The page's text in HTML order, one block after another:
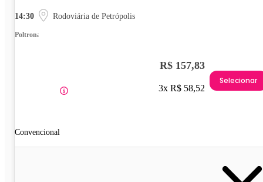
14:30 Rodoviária de Petrópolis
Poltrona
Convencional
R$ 157,83
3x R$ 58,52
Selecionar